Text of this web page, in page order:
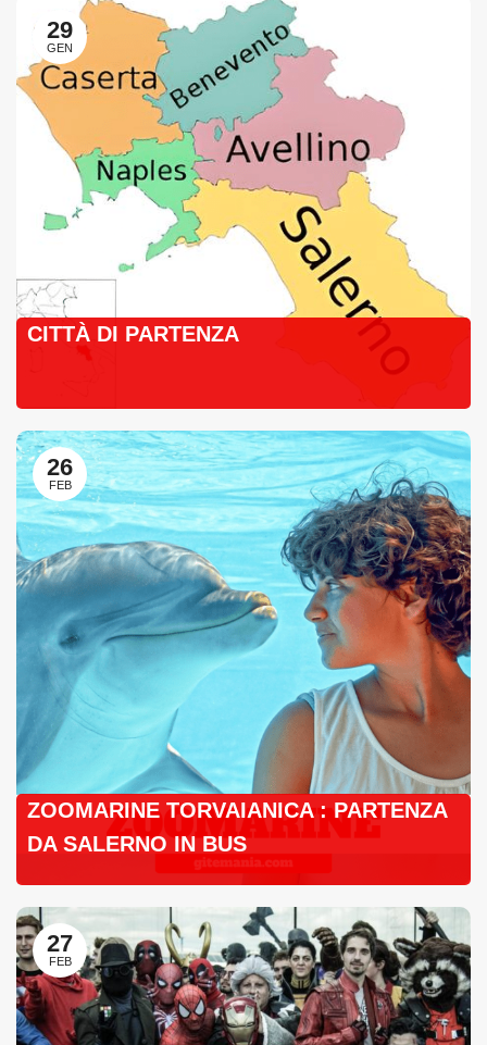
29
GEN
CITTÀ DI PARTENZA
26
FEB
ZOOMARINE TORVAIANICA : PARTENZA
DA SALERNO IN BUS
27
FEB